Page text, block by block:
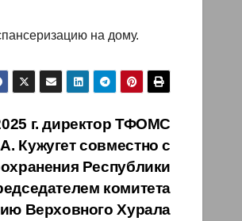
на дому.
г. директор ТФОМС
Кужугет совместно с
Республики
комитета
Верховного Хурала